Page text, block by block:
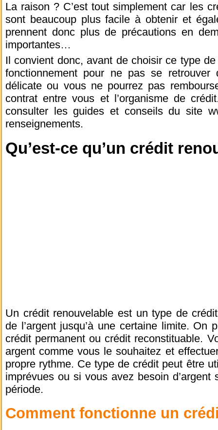
La raison ? C’est tout simplement car les
sont beaucoup plus facile à obtenir et
prennent donc plus de précautions en
importantes…
Il convient donc, avant de choisir ce type
fonctionnement pour ne pas se retrouver
délicate ou vous ne pourrez pas
contrat entre vous et l’organisme de
consulter les guides et conseils du site
renseignements.
Qu’est-ce qu’un crédit
Un crédit renouvelable est un type de
de l’argent jusqu’à une certaine limite. On
crédit permanent ou crédit reconstituable.
argent comme vous le souhaitez et
propre rythme. Ce type de crédit peut être
imprévues ou si vous avez besoin d’argent
période.
Comment fonctionne un